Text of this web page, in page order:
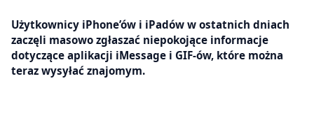
Użytkownicy iPhone’ów i iPadów w ostatnich dniach
zaczęli masowo zgłaszać niepokojące informacje
dotyczące aplikacji iMessage i GIF-ów, które można
teraz wysyłać znajomym.